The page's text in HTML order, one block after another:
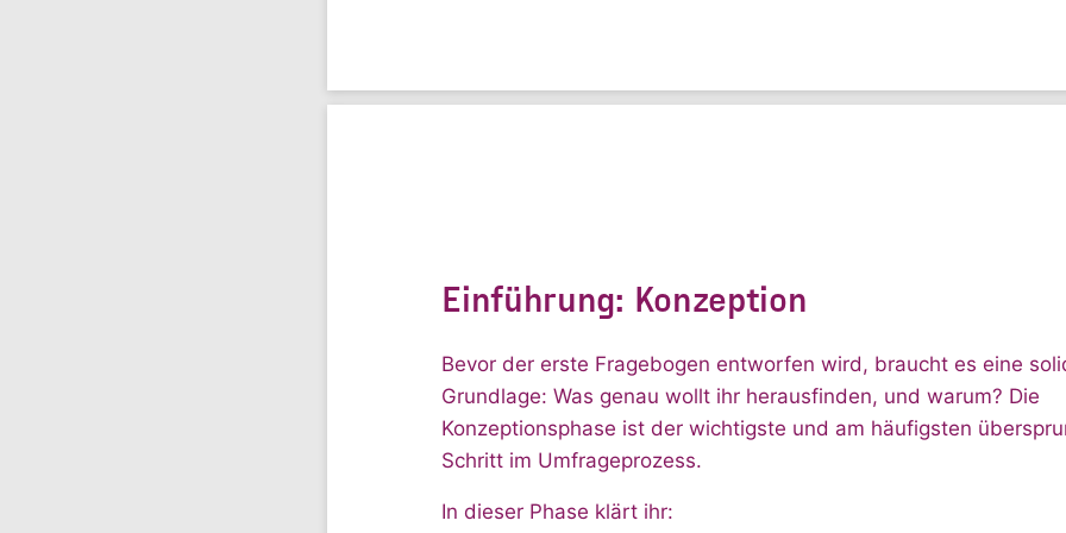
Einführung: Konzeption
Bevor der erste Fragebogen entworfen wird, braucht es eine
Grundlage: Was genau wollt ihr herausfinden, und warum? Die
Konzeptionsphase ist der wichtigste und am häufigsten
Schritt im Umfrageprozess.
In dieser Phase klärt ihr: